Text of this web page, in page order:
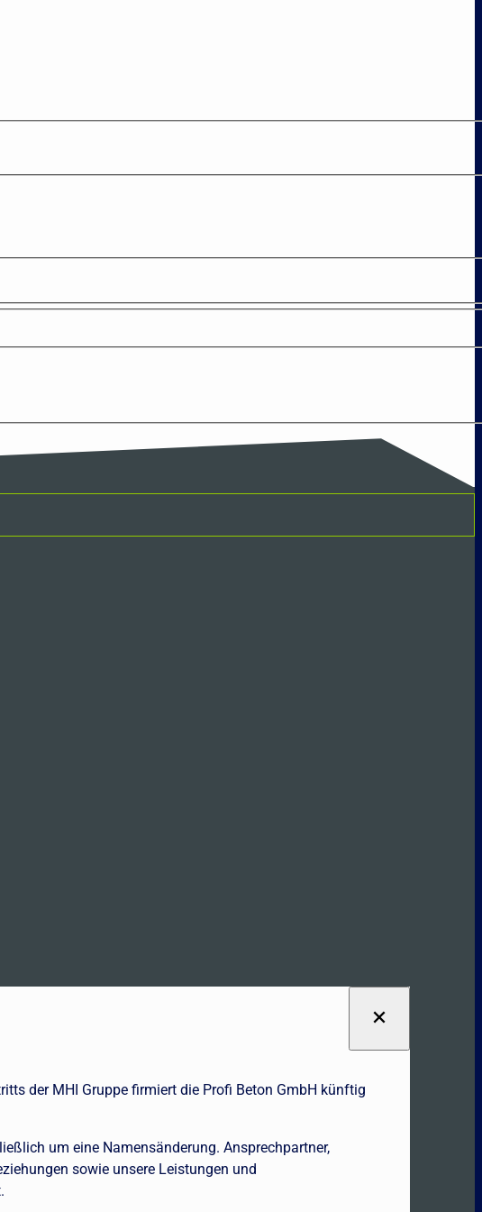
der MHI Gruppe firmiert die Profi Beton GmbH künftig
um eine Namensänderung. Ansprechpartner,
sowie unsere Leistungen und